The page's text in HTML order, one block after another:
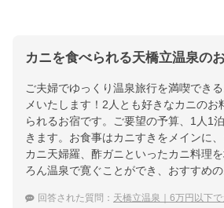
カニを食べられる天橋立温泉のお
ご夫婦でゆっくり温泉旅行を満喫でき
メいたします！2人とも好きなカニのお
られるお宿です。ご要望の予算、1人1
きます。お食事はカニすきをメインに、
カニ天婦羅、酢ガニといったカニ料理
ろん温泉で寛ぐことができ、おすすめの
回答された質問： 天橋立温泉｜6万円以下でカニ